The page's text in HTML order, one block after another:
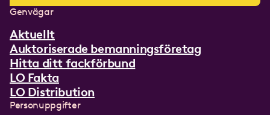
Genvägar
Aktuellt
Auktoriserade bemanningsföretag
Hitta ditt fackförbund
LO Fakta
LO Distribution
Personuppgifter